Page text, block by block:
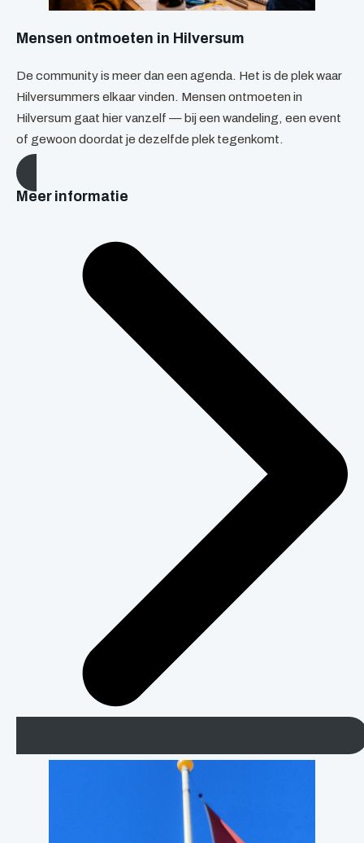
Mensen ontmoeten in Hilversum
De community is meer dan een agenda. Het is de plek waar
Hilversummers elkaar vinden. Mensen ontmoeten in
Hilversum gaat hier vanzelf — bij een wandeling, een event
of gewoon doordat je dezelfde plek tegenkomt.
Meer informatie